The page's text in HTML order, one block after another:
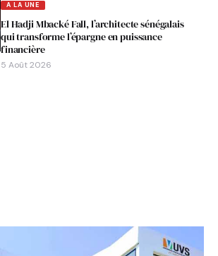
A LA UNE
El Hadji Mbacké Fall, l’architecte sénégalais
qui transforme l’épargne en puissance
financière
5 Août 2026